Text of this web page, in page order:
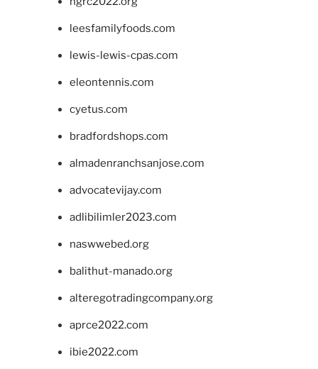
leesfamilyfoods.com
lewis-lewis-cpas.com
eleontennis.com
cyetus.com
bradfordshops.com
almadenranchsanjose.com
advocatevijay.com
adlibilimler2023.com
naswwebed.org
balithut-manado.org
alteregotradingcompany.org
aprce2022.com
ibie2022.com